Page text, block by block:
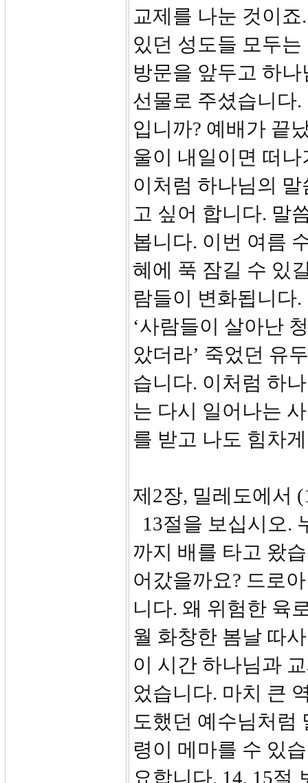
교제를 나눈 것이
있던 성도들 모두
방문을 앞두고 하
선물로 주셨습니다
입니까? 예배가 끝
울이 내일이면 떠
이처럼 하나님의
고 싶어 합니다. 말
봅니다. 이번 여름
혜에 푹 잠길 수 있
람들이 변화됩니다
‘사람들이 살아난
았더라’ 죽었던 유
습니다. 이처럼 하
는 다시 일어나는
를 받고 나도 힘차
제2장, 밀레도에서
13절을 보십시오.
까지 배를 타고 왔
어갔을까요? 드로
니다. 왜 위험한 육
월 화창한 봄날 따
이 시간 하나님과
었습니다. 마치 큰
도했던 예수님처럼
령이 메마를 수 있
요합니다. 14, 15절